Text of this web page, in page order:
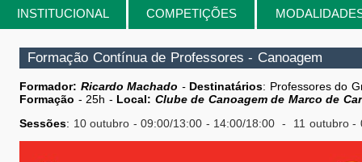
INSTITUCIONAL COMPETIÇÕES
Está aqui
Formação Contínua de Professores - Canoagem
Formador: Ricardo Machado - Destinatários: Professores do
Formação - 25h - Local: Clube de Canoagem de Marco de
Sessões: 10outubro - 09:00/13:00 - 14:00/18:00 - 11 outubro -